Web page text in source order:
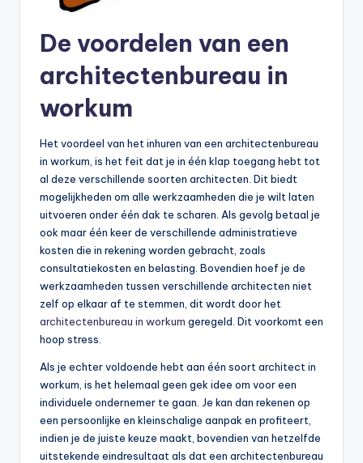
De voordelen van een
architectenbureau in
workum
Het voordeel van het inhuren van een architectenbureau
in workum, is het feit dat je in één klap toegang hebt tot
al deze verschillende soorten architecten. Dit biedt
mogelijkheden om alle werkzaamheden die je wilt laten
uitvoeren onder één dak te scharen. Als gevolg betaal je
ook maar één keer de verschillende administratieve
kosten die in rekening worden gebracht, zoals
consultatiekosten en belasting. Bovendien hoef je de
werkzaamheden tussen verschillende architecten niet
zelf op elkaar af te stemmen, dit wordt door het
architectenbureau in workum geregeld. Dit voorkomt een
hoop stress.
Als je echter voldoende hebt aan één soort architect in
workum, is het helemaal geen gek idee om voor een
individuele ondernemer te gaan. Je kan dan rekenen op
een persoonlijke en kleinschalige aanpak en profiteert,
indien je de juiste keuze maakt, bovendien van hetzelfde
uitstekende eindresultaat als dat een architectenbureau